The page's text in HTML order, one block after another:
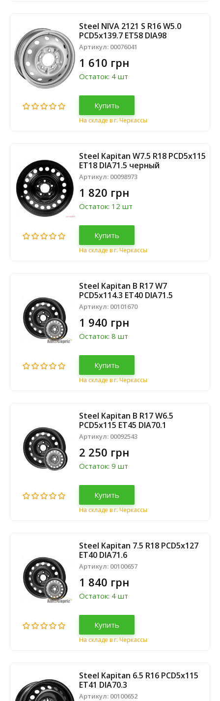
Steel NIVA 2121 S R16 W5.0
PCD5x139.7 ET58 DIA98
Артикул: 00076041
1 610 грн
Остаток: 4 шт
Купить
На складе в г. Черкассы
Steel Kapitan W7.5 R18 PCD5x115
ET18 DIA71.5 чeрный
Артикул: 00098973
1 820 грн
Остаток: 12 шт
Купить
На складе в г. Черкассы
Steel Kapitan B R17 W7
PCD5x114.3 ET40 DIA71.5
Артикул: 00101670
1 940 грн
Остаток: 8 шт
Купить
На складе в г. Черкассы
Steel Kapitan B R17 W6.5
PCD5x115 ET45 DIA70.1
Артикул: 00092543
2 250 грн
Остаток: 9 шт
Купить
На складе в г. Черкассы
Steel Kapitan 7.5 R18 PCD5x127
ET40 DIA71.6
Артикул: 00100657
1 840 грн
Остаток: 4 шт
Купить
На складе в г. Черкассы
Steel Kapitan 6.5 R16 PCD5x115
ET41 DIA70.3
Артикул: 00100652